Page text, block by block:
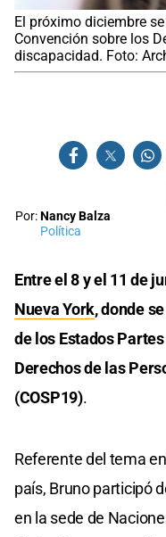
El próximo diciembre
Convención sobre los
discapacidad. Foto:
Por:Nancy Balza
Política
Entre el 8 y el 11 de
Nueva York, donde
de los Estados
Derechos de las
(COSP19).
Referente del tema
país, Bruno participó
en la sede de